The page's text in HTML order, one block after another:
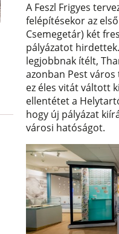
A Feszl Frigyes
felépítésekor az
Csemegetár) két
pályázatot
legjobbnak ítélt,
azonban Pest
ez éles vitát váltott
ellentétet a
hogy új pályázat
városi hatóságot.